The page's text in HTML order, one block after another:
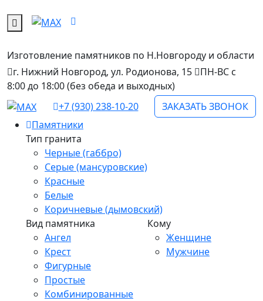
Изготовление памятников по Н.Новгороду и области
г. Нижний Новгород, ул. Родионова, 15
ПН-ВС с
8:00 до 18:00 (без обеда и выходных)
+7 (930) 238-10-20
ЗАКАЗАТЬ ЗВОНОК
Памятники
Тип гранита
Черные (габбро)
Серые (мансуровские)
Красные
Белые
Коричневые (дымовский)
Вид памятника
Ангел
Крест
Фигурные
Простые
Комбинированные
Кому
Женщине
Мужчине